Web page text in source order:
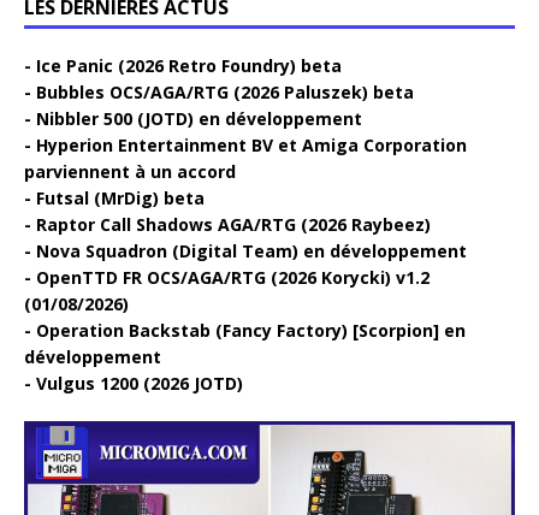
LES DERNIÈRES ACTUS
Ice Panic (2026 Retro Foundry) beta
Bubbles OCS/AGA/RTG (2026 Paluszek) beta
Nibbler 500 (JOTD) en développement
Hyperion Entertainment BV et Amiga Corporation
parviennent à un accord
Futsal (MrDig) beta
Raptor Call Shadows AGA/RTG (2026 Raybeez)
Nova Squadron (Digital Team) en développement
OpenTTD FR OCS/AGA/RTG (2026 Korycki) v1.2
(01/08/2026)
Operation Backstab (Fancy Factory) [Scorpion] en
développement
Vulgus 1200 (2026 JOTD)